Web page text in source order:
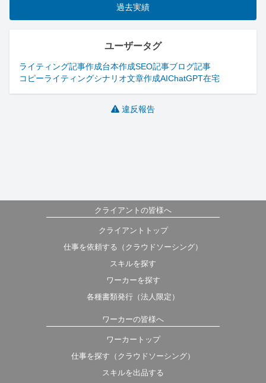
過去実績
ユーザータグ
ライティング記事作成台本作成SEO記事ブログ記事
コピーライティングシナリオ文章作成AIChatGPT在宅
違反報告
クライアントの皆様へ
クライアントトップ
仕事を依頼する（クラウドソーシング）
スキルを探す
ワーカーを探す
各種書類発行（法人限定）
ワーカーの皆様へ
ワーカートップ
仕事を探す（クラウドソーシング）
スキルを出品する